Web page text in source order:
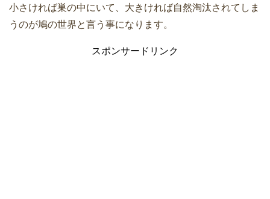
小さければ巣の中にいて、大きければ自然淘汰されてしま
うのが鳩の世界と言う事になります。
スポンサードリンク